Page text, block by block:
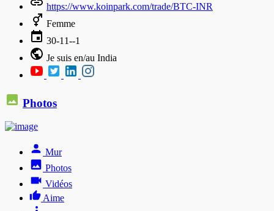
https://www.koinpark.com/trade/BTC-INR
Femme
30-11--1
Je suis en/au India
Photos
Mur
Photos
Vidéos
Aime